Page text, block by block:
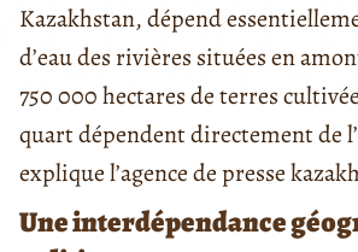
Kazakhstan, dépend
d’eau des rivières situées en
750 000 hectares de terres
quart dépendent directement de
explique l’agence de presse
Une interdépendance